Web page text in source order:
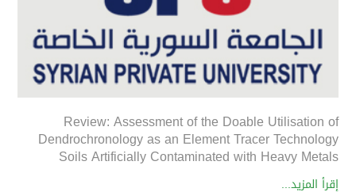
Review: Assessment of the Doable Utilisation of
Dendrochronology as an Element Tracer Technology
Soils Artificially Contaminated with Heavy Metals
إقرأ المزيد...